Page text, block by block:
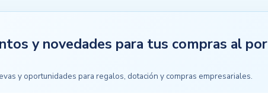
y novedades para tus compras al por
y oportunidades para regalos, dotación y compras empresariales.